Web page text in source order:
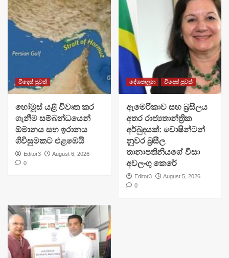
විදෙස් පුවත්
හෝමූස් යළි විවෘත කර
ගැනීම සම්බන්ධයෙන්
ඕමානය සහ ඉරානය
ගිවිසුමකට එළඹෙයි
Editor3
August 6, 2026
0
දේශපාලන විදෙස් පුවත්
ඇමෙරිකාව සහ බ්‍රසීලය
අතර රාජ්‍යතාන්ත්‍රික
අර්බුදයක්: වොෂින්ටන්
නුවර බ්‍රසීල
තානාපතිනියගේ වීසා
අවලංගු කෙරේ
Editor3
August 5, 2026
0